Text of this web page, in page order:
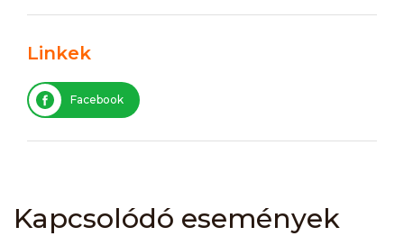
Linkek
Facebook
Kapcsolódó események